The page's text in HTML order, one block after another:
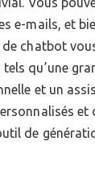
e-mails, et
de chatbot
qu’une
et un
de